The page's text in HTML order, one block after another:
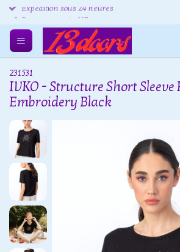
Expédition sous 24 heures Livraison
231531
IVKO - Structure Short
Embroidery Black